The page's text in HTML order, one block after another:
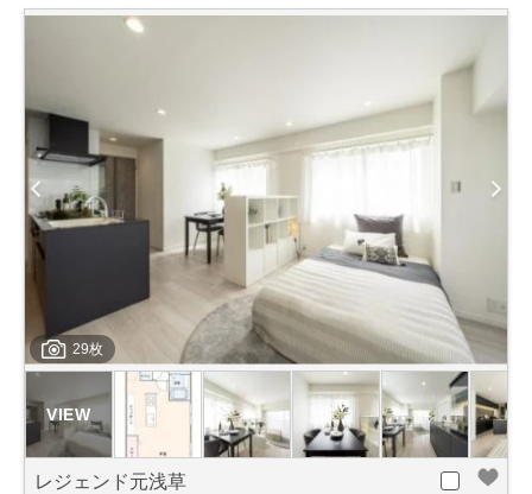
29枚
レジェンド元浅草